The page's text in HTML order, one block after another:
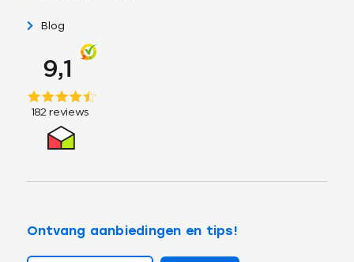
Blog
Ontvang aanbiedingen en tips!